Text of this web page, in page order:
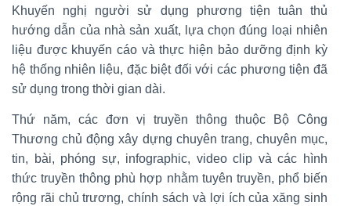
Khuyến nghị người sử dụng phương tiện tuân thủ
hướng dẫn của nhà sản xuất, lựa chọn đúng loại nhiên
liệu được khuyến cáo và thực hiện bảo dưỡng định kỳ
hệ thống nhiên liệu, đặc biệt đối với các phương tiện đã
sử dụng trong thời gian dài.
Thứ năm, các đơn vị truyền thông thuộc Bộ Công
Thương chủ động xây dựng chuyên trang, chuyên mục,
tin, bài, phóng sự, infographic, video clip và các hình
thức truyền thông phù hợp nhằm tuyên truyền, phổ biến
rộng rãi chủ trương, chính sách và lợi ích của xăng sinh